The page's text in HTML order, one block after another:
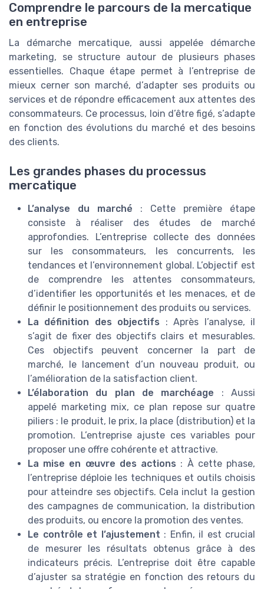
Comprendre le parcours de la mercatique
en entreprise
La démarche mercatique, aussi appelée démarche
marketing, se structure autour de plusieurs phases
essentielles. Chaque étape permet à l’entreprise de
mieux cerner son marché, d’adapter ses produits ou
services et de répondre efficacement aux attentes des
consommateurs. Ce processus, loin d’être figé, s’adapte
en fonction des évolutions du marché et des besoins
des clients.
Les grandes phases du processus
mercatique
L’analyse du marché : Cette première étape
consiste à réaliser des études de marché
approfondies. L’entreprise collecte des données
sur les consommateurs, les concurrents, les
tendances et l’environnement global. L’objectif est
de comprendre les attentes consommateurs,
d’identifier les opportunités et les menaces, et de
définir le positionnement des produits ou services.
La définition des objectifs : Après l’analyse, il
s’agit de fixer des objectifs clairs et mesurables.
Ces objectifs peuvent concerner la part de
marché, le lancement d’un nouveau produit, ou
l’amélioration de la satisfaction client.
L’élaboration du plan de marchéage : Aussi
appelé marketing mix, ce plan repose sur quatre
piliers : le produit, le prix, la place (distribution) et la
promotion. L’entreprise ajuste ces variables pour
proposer une offre cohérente et attractive.
La mise en œuvre des actions : À cette phase,
l’entreprise déploie les techniques et outils choisis
pour atteindre ses objectifs. Cela inclut la gestion
des campagnes de communication, la distribution
des produits, ou encore la promotion des ventes.
Le contrôle et l’ajustement : Enfin, il est crucial
de mesurer les résultats obtenus grâce à des
indicateurs précis. L’entreprise doit être capable
d’ajuster sa stratégie en fonction des retours du